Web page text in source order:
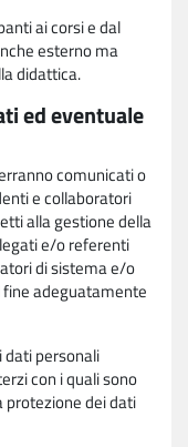
ai corsi e dal
esterno ma
didattica.
ed eventuale
comunicati o
e collaboratori
alla gestione della
e/o referenti
di sistema e/o
adeguatamente
dati personali
con i quali sono
protezione dei dati